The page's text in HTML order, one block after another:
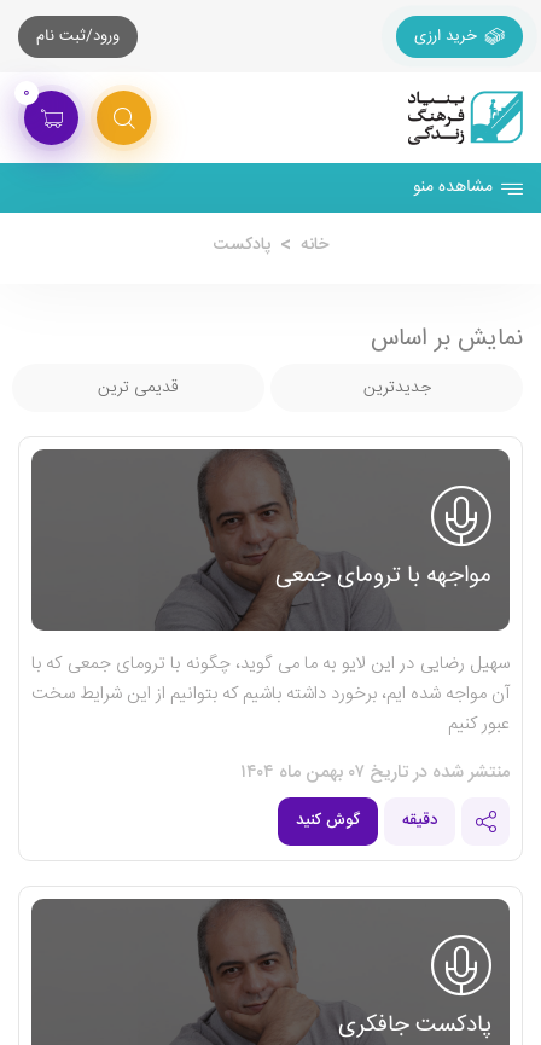
خرید ارزی ورود/ثبت نام
۰
مشاهده منو
خانه پادکست
نمایش بر اساس
جدیدترین قدیمی ترین
مواجهه با ترومای جمعی
سهیل رضایی در این لایو به ما می گوید، چگونه با ترومای جمعی که با
آن مواجه شده ایم، برخورد داشته باشیم که بتوانیم از این شرایط سخت
عبور کنیم
منتشر شده در تاریخ ۰۷ بهمن ماه ۱۴۰۴
دقیقه گوش کنید
پادکست جافکری